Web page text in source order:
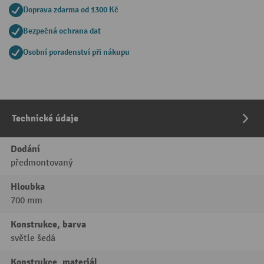
Doprava zdarma od 1300 Kč
Bezpečná ochrana dat
Osobní poradenství při nákupu
Technické údaje
Dodání
předmontovaný
Hloubka
700 mm
Konstrukce, barva
světle šedá